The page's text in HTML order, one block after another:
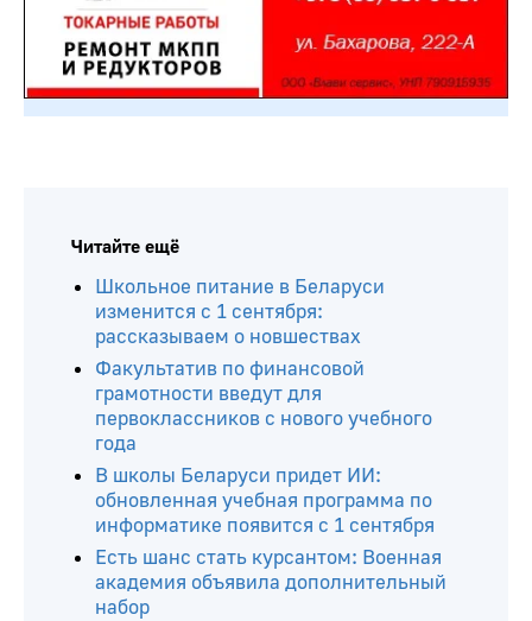
Читайте ещё
Школьное питание в Беларуси
изменится с 1 сентября:
рассказываем о новшествах
Факультатив по финансовой
грамотности введут для
первоклассников с нового учебного
года
В школы Беларуси придет ИИ:
обновленная учебная программа по
информатике появится с 1 сентября
Есть шанс стать курсантом: Военная
академия объявила дополнительный
набор